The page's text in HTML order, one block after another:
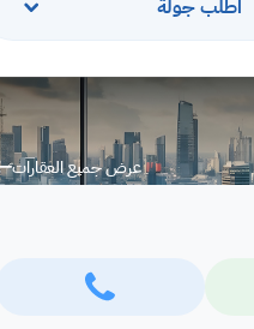
اطلب جولة
عرض جميع العقارات